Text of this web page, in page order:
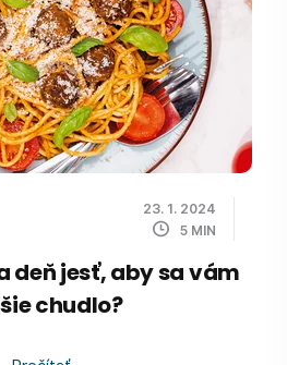
23. 1. 2024
5 MIN
deň jesť, aby sa vám
chudlo?